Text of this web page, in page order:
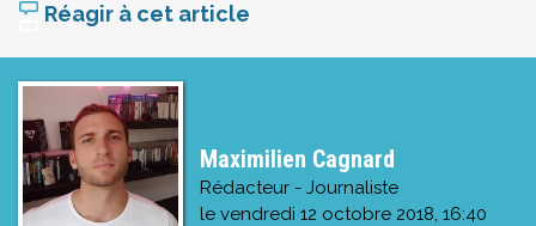
Réagir à cet article
Maximilien Cagnard
Rédacteur - Journaliste
le vendredi 12 octobre 2018, 16:40